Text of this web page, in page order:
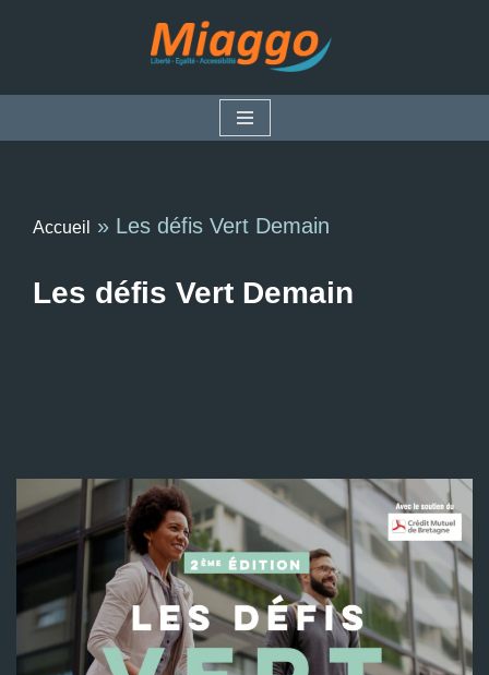
Accueil » Les défis Vert Demain
Les défis Vert Demain